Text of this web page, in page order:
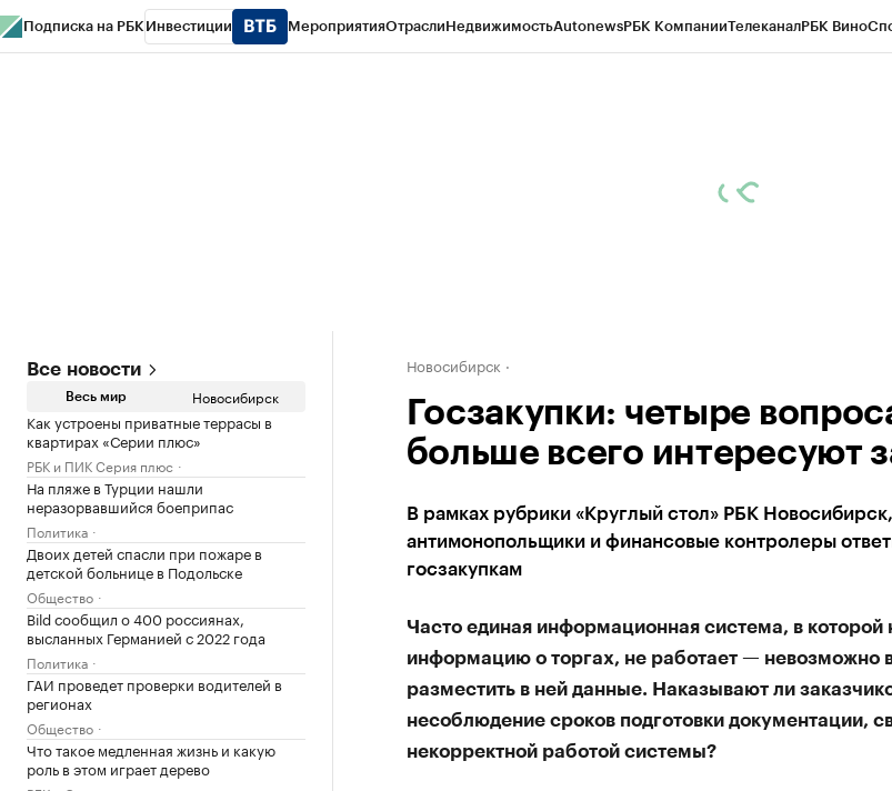
Подписка на РБК Инвестиции МероприятияОтраслиНедвижимостьAutonewsРБК КомпанииТелеканалРБК Вино
Все новости
Весь мир Новосибирск
Как устроены приватные террасы в
квартирах «Серии плюс»
РБК и ПИК Серия плюс
На пляже в Турции нашли
неразорвавшийся боеприпас
Политика
Двоих детей спасли при пожаре в
детской больнице в Подольске
Общество
Bild сообщил о 400 россиянах,
высланных Германией с 2022 года
Политика
ГАИ проведет проверки водителей в
регионах
Общество
Что такое медленная жизнь и какую
роль в этом играет дерево
Новосибирск
Госзакупки: четыре
больше всего интересуют
В рамках рубрики «Круглый стол» РБК Новосибирск,
антимонопольщики и финансовые контролеры
госзакупкам
Часто единая информационная система, в
информацию о торгах, не работает — невозможно
разместить в ней данные. Наказывают ли
несоблюдение сроков подготовки документации,
некорректной работой системы?